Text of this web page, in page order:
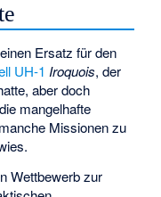
einen Ersatz für den
UH-1 Iroquois, der
aber doch
mangelhafte
Missionen zu
Wettbewerb zur